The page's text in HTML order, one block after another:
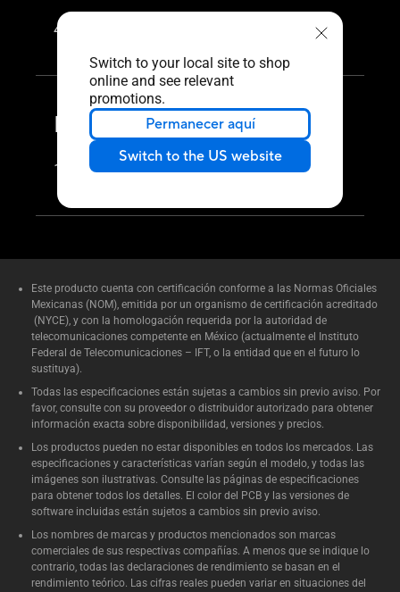
Switch to your local site to shop
online and see relevant
promotions.
Permanecer aquí
Switch to the US website
49.4 g (Device Only)
Product Dimensions
120.5 x 88.03 x 21.59 mm
Este producto cuenta con certificación conforme a las Normas Oficiales
Mexicanas (NOM), emitida por un organismo de certificación acreditado
(NYCE), y con la homologación requerida por la autoridad de
telecomunicaciones competente en México (actualmente el Instituto
Federal de Telecomunicaciones – IFT, o la entidad que en el futuro lo
sustituya).
Todas las especificaciones están sujetas a cambios sin previo aviso. Por
favor, consulte con su proveedor o distribuidor autorizado para obtener
información exacta sobre disponibilidad, versiones y precios.
Los productos pueden no estar disponibles en todos los mercados. Las
especificaciones y características varían según el modelo, y todas las
imágenes son ilustrativas. Consulte las páginas de especificaciones
para obtener todos los detalles. El color del PCB y las versiones de
software incluidas están sujetos a cambios sin previo aviso.
Los nombres de marcas y productos mencionados son marcas
comerciales de sus respectivas compañías. A menos que se indique lo
contrario, todas las declaraciones de rendimiento se basan en el
rendimiento teórico. Las cifras reales pueden variar en situaciones del